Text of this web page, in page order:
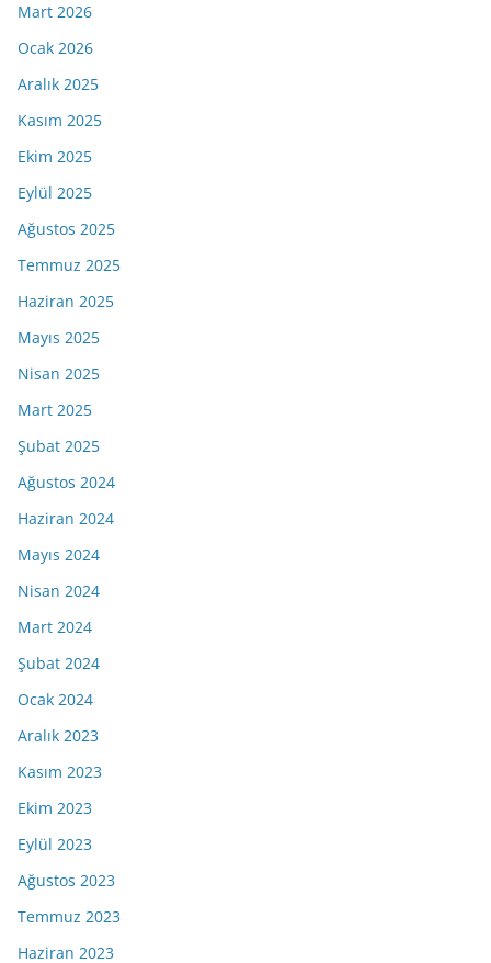
Mart 2026
Ocak 2026
Aralık 2025
Kasım 2025
Ekim 2025
Eylül 2025
Ağustos 2025
Temmuz 2025
Haziran 2025
Mayıs 2025
Nisan 2025
Mart 2025
Şubat 2025
Ağustos 2024
Haziran 2024
Mayıs 2024
Nisan 2024
Mart 2024
Şubat 2024
Ocak 2024
Aralık 2023
Kasım 2023
Ekim 2023
Eylül 2023
Ağustos 2023
Temmuz 2023
Haziran 2023